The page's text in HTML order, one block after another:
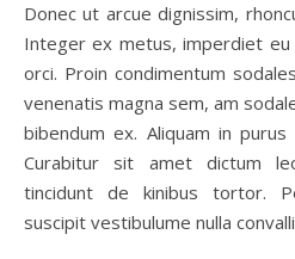
Donec ut arcue dignissim,
Integer ex metus, imperdiet eu
orci. Proin condimentum
venenatis magna sem, am
bibendum ex. Aliquam in
Curabitur sit amet dictum
tincidunt de kinibus tortor.
suscipit vestibulume nulla